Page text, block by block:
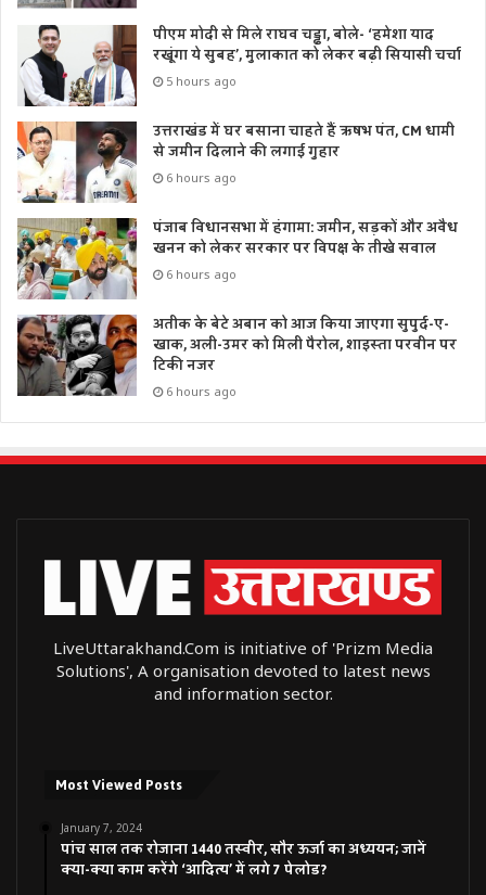
पीएम मोदी से मिले राघव चड्ढा, बोले- ‘हमेशा याद
रखूंगा ये सुबह’, मुलाकात को लेकर बढ़ी सियासी चर्चा
5 hours ago
उत्तराखंड में घर बसाना चाहते हैं ऋषभ पंत, CM धामी
से जमीन दिलाने की लगाई गुहार
6 hours ago
पंजाब विधानसभा में हंगामा: जमीन, सड़कों और अवैध
खनन को लेकर सरकार पर विपक्ष के तीखे सवाल
6 hours ago
अतीक के बेटे अबान को आज किया जाएगा सुपुर्द-ए-
खाक, अली-उमर को मिली पैरोल, शाइस्ता परवीन पर
टिकी नजर
6 hours ago
LiveUttarakhand.Com is initiative of 'Prizm Media
Solutions', A organisation devoted to latest news
and information sector.
Most Viewed Posts
January 7, 2024
पांच साल तक रोजाना 1440 तस्वीर, सौर ऊर्जा का अध्ययन; जानें
क्या-क्या काम करेंगे ‘आदित्य’ में लगे 7 पेलोड?